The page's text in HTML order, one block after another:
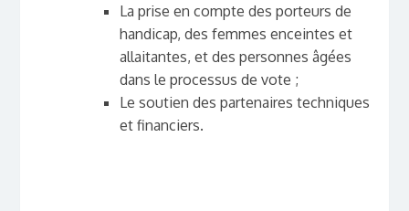
La prise en compte des porteurs de
handicap, des femmes enceintes et
allaitantes, et des personnes âgées
dans le processus de vote ;
Le soutien des partenaires techniques
et financiers.